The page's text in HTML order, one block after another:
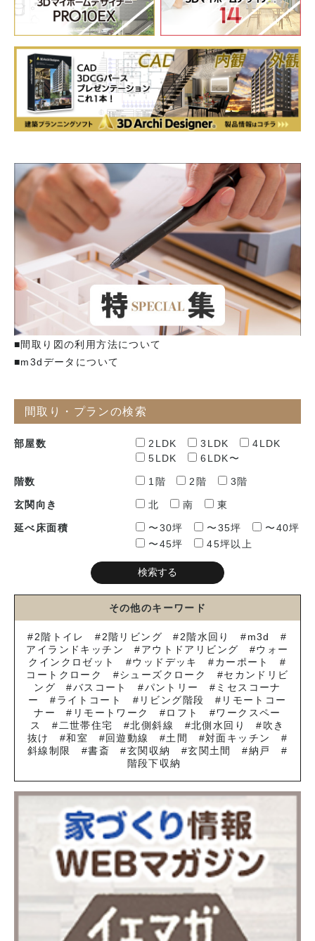
■間取り図の利用方法について
■m3dデータについて
間取り・プランの検索
部屋数 2LDK 3LDK
4LDK
5LDK
6LDK〜
階数 1階 2階 3階
玄関向き 北 南 東
延べ床面積 〜30坪 〜35坪
〜40坪
〜45坪
45坪以上
その他のキーワード
2階トイレ 2階リビング 2階水回り
m3d
アイランドキッチン
アウトドアリビング
ウォー
クインクロゼット
ウッドデッキ
カーポート
コートクローク
シューズクローク
セカンドリビ
ング
バスコート パントリー
ミセスコーナ
ー
ライトコート リビング階段
リモートコー
ナー
リモートワーク ロフト
ワークスペー
ス
二世帯住宅 北側斜線 北側水回り
吹き
抜け
和室 回遊動線 土間
対面キッチン
斜線制限
書斎 玄関収納 玄関土間
納戸
階段下収納